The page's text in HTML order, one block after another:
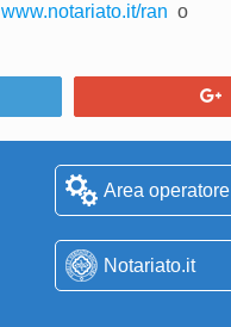
www.notariato.it/ran o
Area operatore
Notariato.it